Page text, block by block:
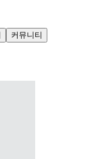
커뮤니티